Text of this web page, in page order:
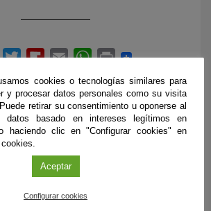
PUBLICACIONES
cookies o tecnologías similares para
y procesar datos personales como su visita
retirar su consentimiento u oponerse al
datos basado en intereses legítimos en
haciendo clic en "Configurar cookies" en
Aceptar
Configurar cookies